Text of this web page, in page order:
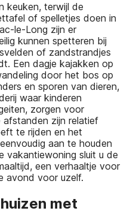
keuken, terwijl de
of spelletjes doen in
le-Long zijn er
kunnen spetteren bij
of zandstrandjes
Een dagje kajakken op
door het bos op
en sporen van dieren,
waar kinderen
zorgen voor
afstanden zijn relatief
te rijden en het
aan te houden
vakantiewoning sluit u de
een verhaaltje voor
avond voor uzelf.
met